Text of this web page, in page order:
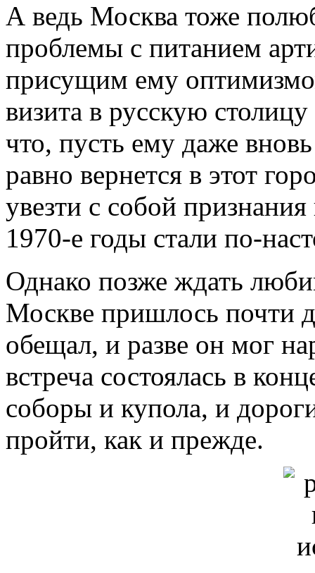
А ведь Москва тоже
проблемы с питанием
присущим ему
визита в русскую
что, пусть ему даже
равно вернется в этот
увезти с собой
1970-е годы стали по-
Однако позже ждать
Москве пришлось почти
обещал, и разве он мог
встреча состоялась в
соборы и купола, и
пройти, как и прежде.